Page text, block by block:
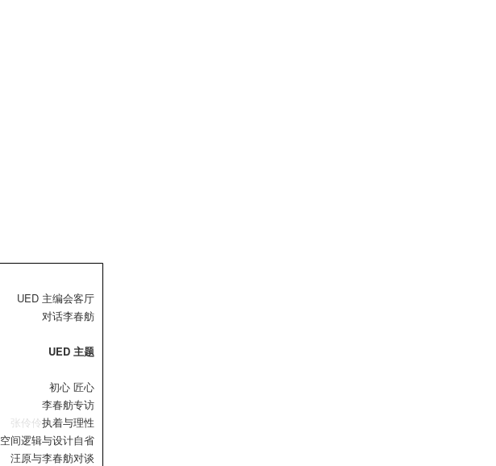
UED 主编会客厅
对话李春舫
UED 主题
初心 匠心
李春舫专访
张伶伶执着与理性
空间逻辑与设计自省
汪原与李春舫对谈